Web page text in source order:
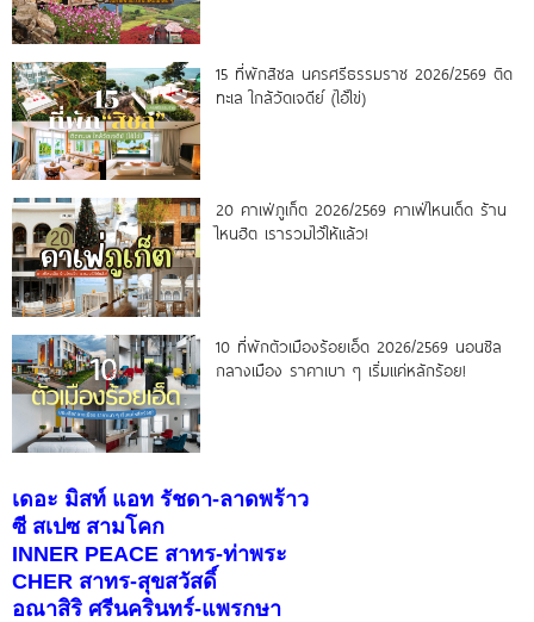
15 ที่พักสิชล นครศรีธรรมราช 2026/2569 ติด
ทะเล ใกล้วัดเจดีย์ (ไอ้ไข่)
20 คาเฟ่ภูเก็ต 2026/2569 คาเฟ่ไหนเด็ด ร้าน
ไหนฮิต เรารวมไว้ให้แล้ว!
10 ที่พักตัวเมืองร้อยเอ็ด 2026/2569 นอนชิล
กลางเมือง ราคาเบา ๆ เริ่มแค่หลักร้อย!
เดอะ มิสท์ แอท รัชดา-ลาดพร้าว
ซี สเปซ สามโคก
INNER PEACE สาทร-ท่าพระ
CHER สาทร-สุขสวัสดิ์
อณาสิริ ศรีนครินทร์-แพรกษา